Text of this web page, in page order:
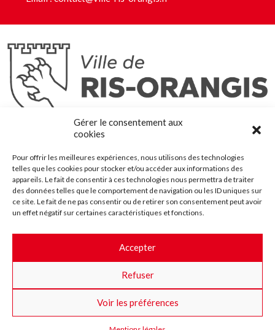
Gérer le consentement aux
cookies
Pour offrir les meilleures expériences, nous utilisons des technologies
telles que les cookies pour stocker et/ou accéder aux informations des
appareils. Le fait de consentir à ces technologies nous permettra de traiter
des données telles que le comportement de navigation ou les ID uniques sur
ce site. Le fait de ne pas consentir ou de retirer son consentement peut avoir
un effet négatif sur certaines caractéristiques et fonctions.
Accepter
Refuser
Voir les préférences
Ris-Orangis
@2022 — Tous droits réservés
Plan du site
Contact
Accessibilité
Crédits
Les marchés publics
Suggestions & Améliorations
Facebook
InstaTwitterYoutube